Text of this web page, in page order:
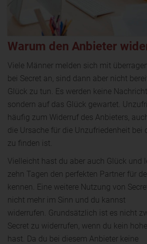
Warum den Anbieter
Viele Männer melden sich mit
bei Secret an, sind dann aber nicht
Glück zu tun. Es werden keine
sondern auf das Glück gewartet.
häufig zum Widerruf des Anbieters,
die Ursache für die Unzufriedenheit bei
zu finden ist.
Vielleicht hast du aber auch Glück und
zehn Tagen den perfekten Partner für
kennen. Eine weitere Nutzung von
nicht mehr im Sinn und du kannst
widerrufen. Grundsätzlich ist es nicht
Secret zu widerrufen, wenn du kein
hast. Da du bei diesem Anbieter keine